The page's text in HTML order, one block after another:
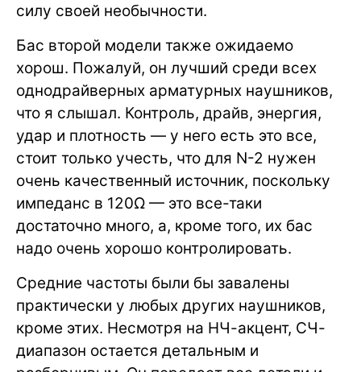
силу своей необычности.
Бас второй модели также ожидаемо
хорош. Пожалуй, он лучший среди всех
однодрайверных арматурных наушников,
что я слышал. Контроль, драйв, энергия,
удар и плотность — у него есть это все,
стоит только учесть, что для N-2 нужен
очень качественный источник, поскольку
импеданс в 120Ω — это все-таки
достаточно много, а, кроме того, их бас
надо очень хорошо контролировать.
Средние частоты были бы завалены
практически у любых других наушников,
кроме этих. Несмотря на НЧ-акцент, СЧ-
диапазон остается детальным и